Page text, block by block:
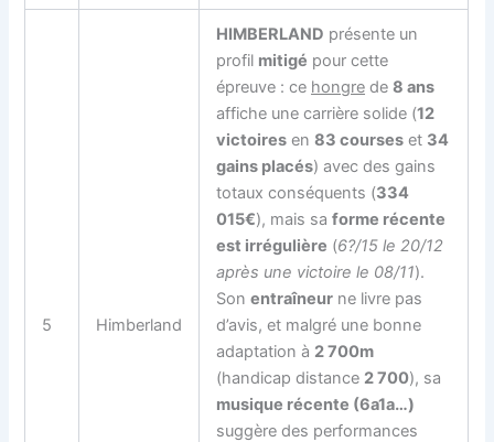
5 Himberland
HIMBERLAND présente un
profil mitigé pour cette
épreuve : ce hongre de8 ans
affiche une carrière solide (12
victoires en83 courses et 34
gains placés) avec des gains
totaux conséquents (334
015€), mais saforme récente
est irrégulière (6?/15 le 20/12
après une victoire le 08/11).
Sonentraîneur ne livre pas
d’avis, et malgré une bonne
adaptation à 2 700m
(handicap distance 2 700), sa
musique récente (6a1a…)
suggère des performances